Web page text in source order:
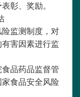
彰、奖励。
监测制度，对
害因素进行监
品药品监督管
食品安全风险